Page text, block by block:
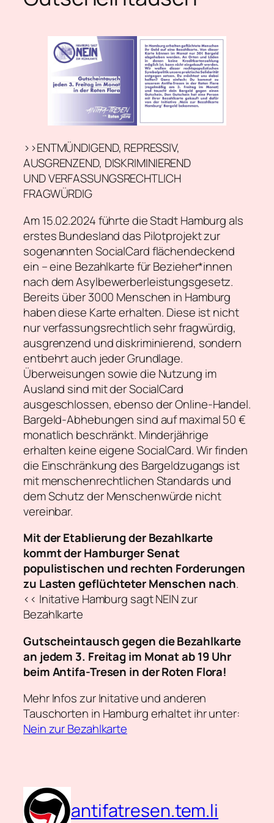
>>ENTMÜNDIGEND, REPRESSIV,
AUSGRENZEND, DISKRIMINIEREND
UND VERFASSUNGSRECHTLICH
FRAGWÜRDIG
Am 15.02.2024 führte die Stadt Hamburg als
erstes Bundesland das Pilotprojekt zur
sogenannten SocialCard flächendeckend
ein – eine Bezahlkarte für Bezieher*innen
nach dem Asylbewerberleistungsgesetz.
Bereits über 3000 Menschen in Hamburg
haben diese Karte erhalten. Diese ist nicht
nur verfassungsrechtlich sehr fragwürdig,
ausgrenzend und diskriminierend, sondern
entbehrt auch jeder Grundlage.
Überweisungen sowie die Nutzung im
Ausland sind mit der SocialCard
ausgeschlossen, ebenso der Online-Handel.
Bargeld-Abhebungen sind auf maximal 50 €
monatlich beschränkt. Minderjährige
erhalten keine eigene SocialCard. Wir finden
die Einschränkung des Bargeldzugangs ist
mit menschenrechtlichen Standards und
dem Schutz der Menschenwürde nicht
vereinbar.
Mit der Etablierung der Bezahlkarte
kommt der Hamburger Senat
populistischen und rechten Forderungen
zu Lasten geflüchteter Menschen nach.
<< Initative Hamburg sagt NEIN zur
Bezahlkarte
Gutscheintausch gegen die Bezahlkarte
an jedem 3. Freitag im Monat ab 19 Uhr
beim Antifa-Tresen in der Roten Flora!
Mehr Infos zur Initative und anderen
Tauschorten in Hamburg erhaltet ihr unter:
Nein zur Bezahlkarte
antifatresen.tem.li